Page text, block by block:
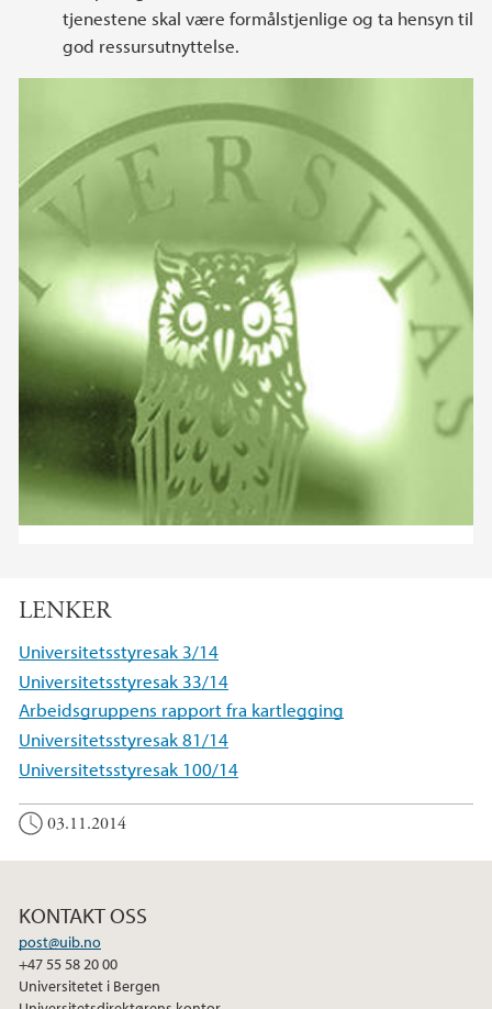
tjenestene skal være formålstjenlige og ta hensyn til
god ressursutnyttelse.
LENKER
Universitetsstyresak 3/14
Universitetsstyresak 33/14
Arbeidsgruppens rapport fra kartlegging
Universitetsstyresak 81/14
Universitetsstyresak 100/14
03.11.2014
KONTAKT OSS
post@uib.no
+47 55 58 20 00
Universitetet i Bergen